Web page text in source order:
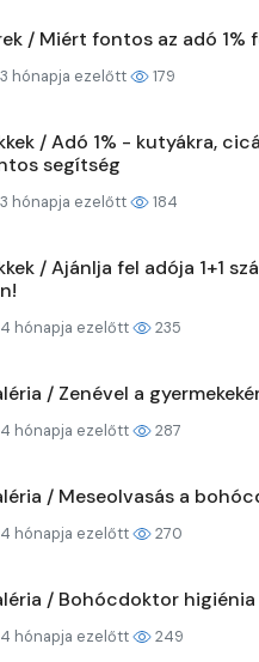
/ Miért fontos az adó 1%
3 hónapja ezelőtt 179
/ Adó 1% - kutyákra,
segítség
3 hónapja ezelőtt 184
/ Ajánlja fel adója 1+1
4 hónapja ezelőtt 235
/ Zenével a
4 hónapja ezelőtt 287
/ Meseolvasás a
4 hónapja ezelőtt 270
/ Bohócdoktor higiénia
4 hónapja ezelőtt 249